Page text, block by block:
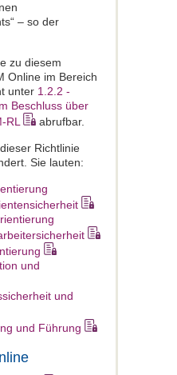
– so der
zu diesem
Online im Bereich
unter 1.2.2 -
Beschluss über
RL
abrufbar.
dieser Richtlinie
Sie lauten:
und
und
und Führung